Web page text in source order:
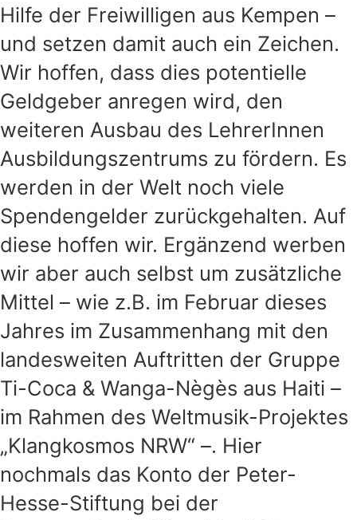
Hilfe der Freiwilligen aus Kempen –
und setzen damit auch ein Zeichen.
Wir hoffen, dass dies potentielle
Geldgeber anregen wird, den
weiteren Ausbau des LehrerInnen
Ausbildungszentrums zu fördern. Es
werden in der Welt noch viele
Spendengelder zurückgehalten. Auf
diese hoffen wir. Ergänzend werben
wir aber auch selbst um zusätzliche
Mittel – wie z.B. im Februar dieses
Jahres im Zusammenhang mit den
landesweiten Auftritten der Gruppe
Ti-Coca & Wanga-Nègès aus Haiti –
im Rahmen des Weltmusik-Projektes
„Klangkosmos NRW“ –. Hier
nochmals das Konto der Peter-
Hesse-Stiftung bei der